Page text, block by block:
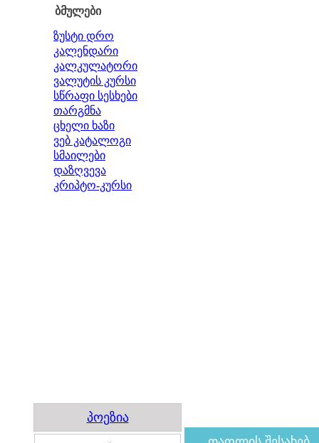
ბმულები
ზუსტი დრო
კალენდარი
კალკულატორი
ვალუტის კურსი
სწრაფი სესხები
თარგმნა
ცხელი ხაზი
ვებ კატალოგი
სმაილები
დაზღვევა
კრიპტო-კურსი
პოეზია